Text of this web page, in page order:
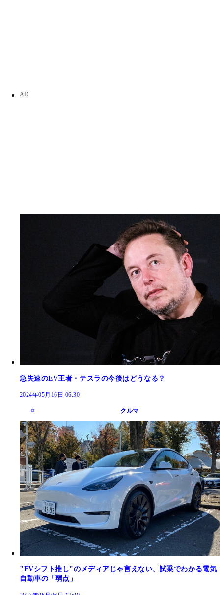
急失速のEV王者・テスラの今後はどうなる？
2024年05月16日 06:30
クルマ
"EVシフト推し"のメディアじゃ言えない、試乗でわかる電気
自動車の「弱点」